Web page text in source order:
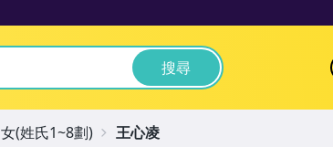
搜尋
女(姓氏1~8劃) 王心凌